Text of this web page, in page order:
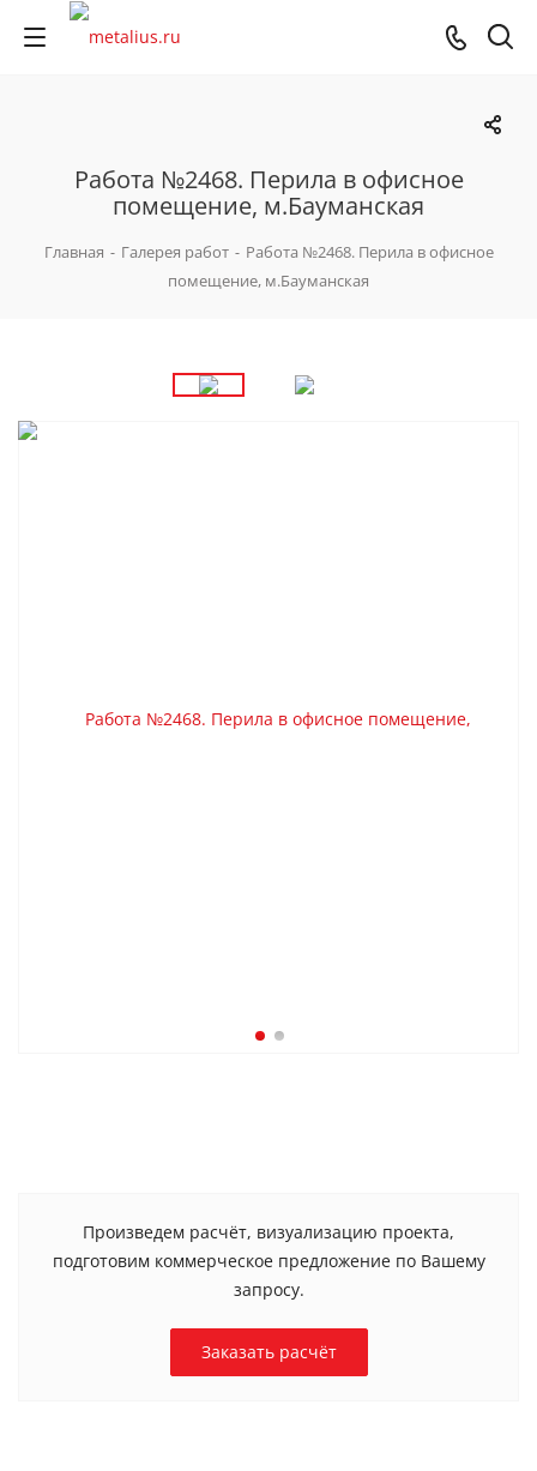
Работа №2468. Перила в офисное
помещение, м.Бауманская
Главная - Галерея работ - Работа №2468. Перила в офисное
помещение, м.Бауманская
Произведем расчёт, визуализацию проекта,
подготовим коммерческое предложение по Вашему
запросу.
Заказать расчёт